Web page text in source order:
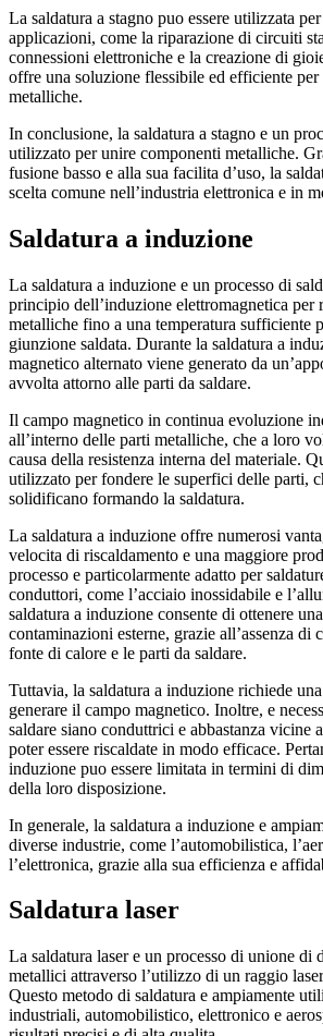
La saldatura a stagno puo essere utilizzata
applicazioni, come la riparazione di circuiti
connessioni elettroniche e la creazione di
offre una soluzione flessibile ed efficiente
metalliche.
In conclusione, la saldatura a stagno e un
utilizzato per unire componenti metalliche.
fusione basso e alla sua facilita d’uso, la
scelta comune nell’industria elettronica e in
Saldatura a induzione
La saldatura a induzione e un processo di
principio dell’induzione elettromagnetica per
metalliche fino a una temperatura sufficiente
giunzione saldata. Durante la saldatura a
magnetico alternato viene generato da
avvolta attorno alle parti da saldare.
Il campo magnetico in continua evoluzione
all’interno delle parti metalliche, che a loro
causa della resistenza interna del materiale.
utilizzato per fondere le superfici delle parti,
solidificano formando la saldatura.
La saldatura a induzione offre numerosi
velocita di riscaldamento e una maggiore
processo e particolarmente adatto per
conduttori, come l’acciaio inossidabile e
saldatura a induzione consente di ottenere
contaminazioni esterne, grazie all’assenza di
fonte di calore e le parti da saldare.
Tuttavia, la saldatura a induzione richiede
generare il campo magnetico. Inoltre, e
saldare siano conduttrici e abbastanza vicine
poter essere riscaldate in modo efficace.
induzione puo essere limitata in termini di
della loro disposizione.
In generale, la saldatura a induzione e
diverse industrie, come l’automobilistica,
l’elettronica, grazie alla sua efficienza e
Saldatura laser
La saldatura laser e un processo di unione di
metallici attraverso l’utilizzo di un raggio
Questo metodo di saldatura e ampiamente
industriali, automobilistico, elettronico e